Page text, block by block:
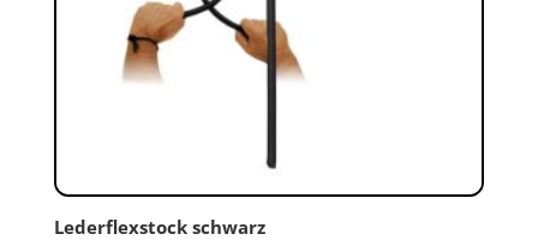
Lederflexstock schwarz